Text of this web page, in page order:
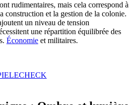
rudimentaires, mais cela correspond à
construction et la gestion de la colonie.
un niveau de tension
une répartition équilibrée des
Économie et militaires.